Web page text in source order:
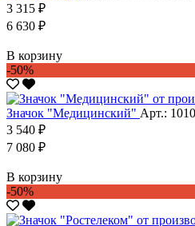
3 315 ₽
6 630 ₽
В корзину
-50%
Значок "Медицинский" Арт.:
3 540 ₽
7 080 ₽
В корзину
-50%